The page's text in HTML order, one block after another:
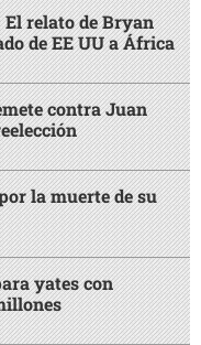
El relato de Bryan
de EE UU a África
contra Juan
la muerte de su
yates con